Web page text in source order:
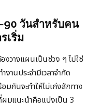
90 วันสำหรับคน
เริ่ม
องวางแผนเป็นช่วง ๆ ไม่ใช่
านประจำมีเวลาจำกัด
มกันจะทำให้ไม่เก่งสักทาง
มแนะนำคือแบ่งเป็น 3